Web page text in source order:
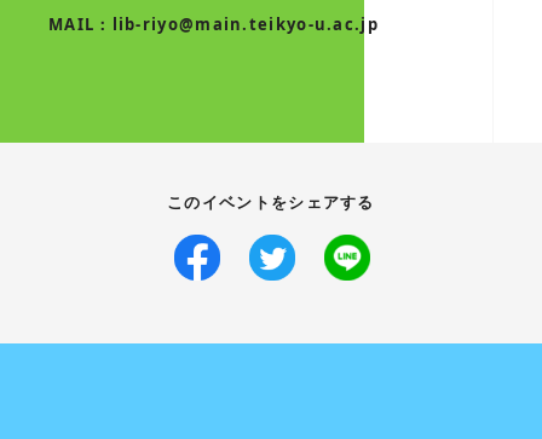
MAIL：lib-riyo@main.teikyo-u.ac.jp
このイベントをシェアする